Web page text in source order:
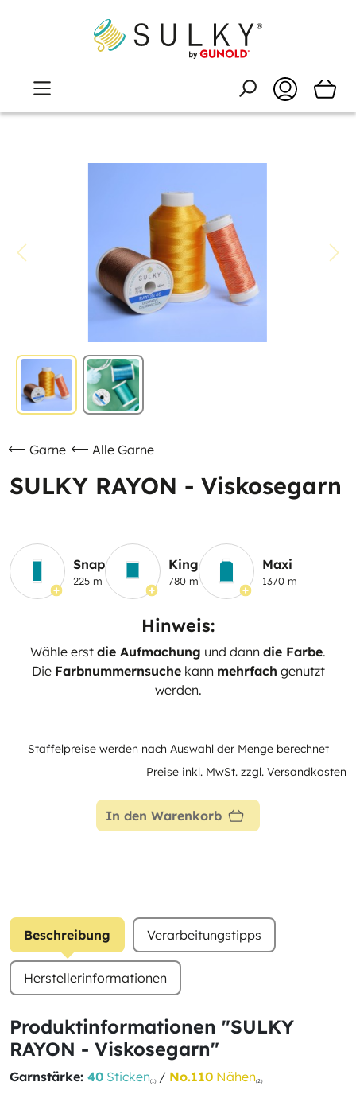
Garne Alle Garne
SULKY RAYON - Viskosegarn
Snap
225 m
King
780 m
Maxi
1370 m
Hinweis:
Wähle erst die Aufmachung und dann die Farbe.
Die Farbnummernsuchekann mehrfach genutzt
werden.
Staffelpreise werden nach Auswahl der Menge berechnet
Preise inkl. MwSt. zzgl. Versandkosten
In den Warenkorb
Beschreibung Verarbeitungstipps
Herstellerinformationen
Produktinformationen "SULKY
RAYON - Viskosegarn"
Garnstärke: 40 Sticken(1)/ No.110 Nähen(2)